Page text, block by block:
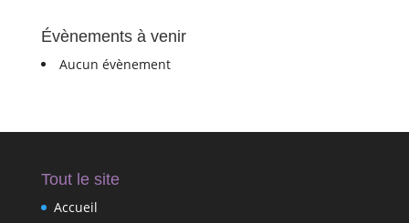
Évènements à venir
Aucun évènement
Tout le site
Accueil